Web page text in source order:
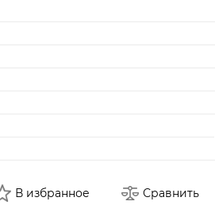
В избранное Сравнить